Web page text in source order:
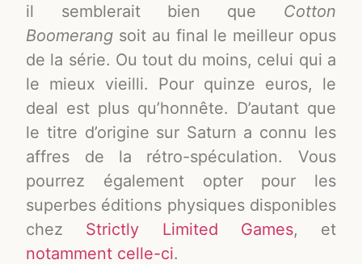
il semblerait bien que Cotton
Boomerang soit au final le meilleur opus
de la série. Ou tout du moins, celui qui a
le mieux vieilli. Pour quinze euros, le
deal est plus qu’honnête. D’autant que
le titre d’origine sur Saturn a connu les
affres de la rétro-spéculation. Vous
pourrez également opter pour les
superbes éditions physiques disponibles
chez Strictly Limited Games, et
notamment celle-ci.